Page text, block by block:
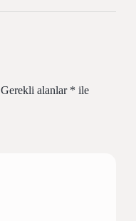
Gerekli alanlar * ile